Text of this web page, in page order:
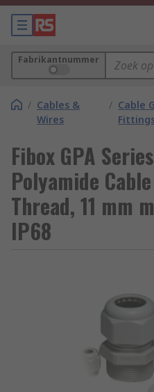
Fabrikantnummer
/ Cables &
Wires
/ Cable
Fibox GPA
Polyamide
Thread, 11 mm
IP68